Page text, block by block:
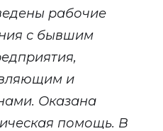
рабочие
с бывшим
и
Оказана
помощь. В